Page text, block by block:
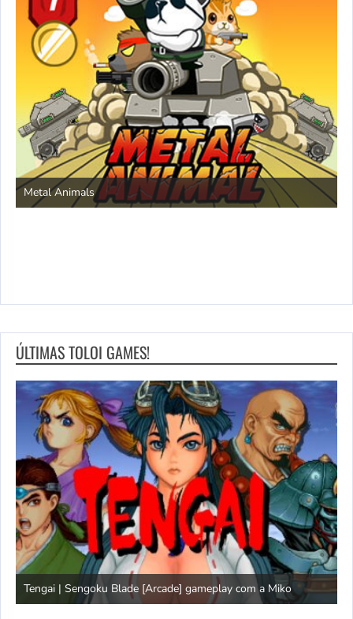
Metal Animals
ÚLTIMAS TOLOI GAMES!
Tengai | Sengoku Blade [Arcade] gameplay com a Miko